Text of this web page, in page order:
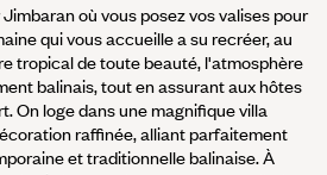
où vous posez vos valises pour
qui vous accueille a su recréer, au
tropical de toute beauté, l'atmosphère
balinais, tout en assurant aux hôtes
On loge dans une magnifique villa
raffinée, alliant parfaitement
et traditionnelle balinaise. À